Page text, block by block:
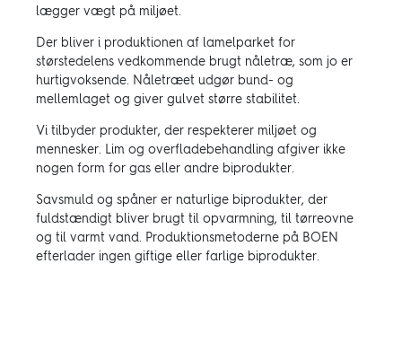
lægger vægt på miljøet.
Der bliver i produktionen af lamelparket for
størstedelens vedkommende brugt nåletræ, som jo er
hurtigvoksende. Nåletræet udgør bund- og
mellemlaget og giver gulvet større stabilitet.
Vi tilbyder produkter, der respekterer miljøet og
mennesker. Lim og overfladebehandling afgiver ikke
nogen form for gas eller andre biprodukter.
Savsmuld og spåner er naturlige biprodukter, der
fuldstændigt bliver brugt til opvarmning, til tørreovne
og til varmt vand. Produktionsmetoderne på BOEN
efterlader ingen giftige eller farlige biprodukter.